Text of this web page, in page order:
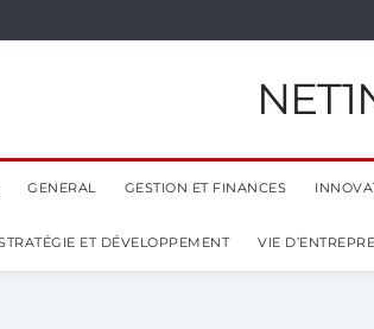
GENERAL GESTION ET FINANCES
ET DÉVELOPPEMENT VIE